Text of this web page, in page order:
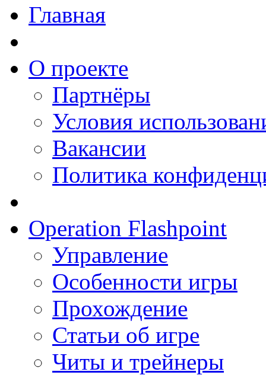
Главная
О проекте
Партнёры
Условия
Вакансии
Политика
Operation Flashpoint
Управление
Особенности игры
Прохождение
Статьи об игре
Читы и трейнеры